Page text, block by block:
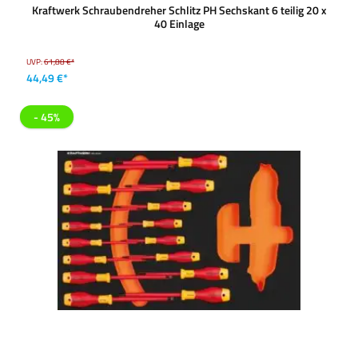
Kraftwerk Schraubendreher Schlitz PH Sechskant 6 teilig 20 x
40 Einlage
UVP:61,88 €*
44,49 €*
- 45%